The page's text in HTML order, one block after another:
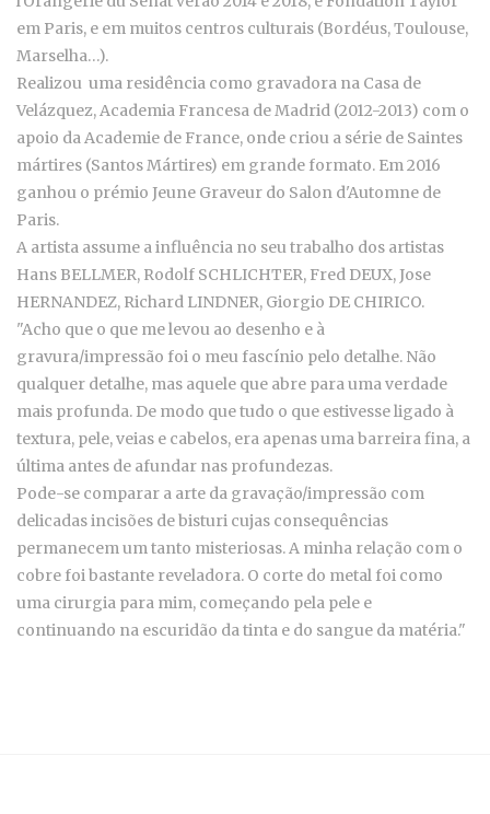
em Paris, e em muitos centros culturais (Bordéus, Toulouse,
Marselha…).
Realizou uma residência como gravadora na Casa de
Velázquez, Academia Francesa de Madrid (2012-2013) com o
apoio daAcademie de France, onde criou a série de Saintes
mártires (Santos Mártires) em grande formato. Em 2016
ganhou o prémio Jeune Graveur do Salon d'Automne de
Paris.
A artista assume a influência no seu trabalho dos artistas
Hans BELLMER, Rodolf SCHLICHTER, Fred DEUX, Jose
HERNANDEZ, Richard LINDNER, Giorgio DE CHIRICO.
"Acho que o que me levou ao desenho e à
gravura/impressão foi o meu fascínio pelo detalhe. Não
qualquer detalhe, mas aquele que abre para uma verdade
mais profunda. De modo que tudo o que estivesse ligado à
textura, pele, veias e cabelos, era apenas uma barreira fina, a
última antes de afundar nas profundezas.
Pode-se comparar a arte da gravação/impressão com
delicadas incisões de bisturi cujas consequências
permanecem um tanto misteriosas. A minha relação com o
cobre foi bastante reveladora. O corte do metal foi como
uma cirurgia para mim, começando pela pele e
continuando na escuridão da tinta e do sangue da matéria."